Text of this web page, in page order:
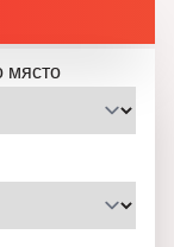
място